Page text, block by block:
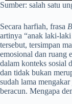
Sumber: salah satu
Secara harfiah, frasa
artinya “anak laki-
tersebut, tersimpan
emosional dan ruang
dalam konteks sosial
dan tidak bukan
sudah lama mengakar
beracun. Mengapa